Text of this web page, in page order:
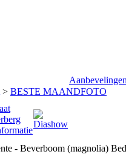
> BESTE MAANDFOTO